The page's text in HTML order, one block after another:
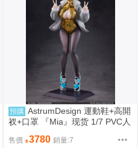
預購 AstrumDesign 運動鞋+高開
衩+口罩 『Mia』现货 1/7 PVC人
售價 3780 銷量:7